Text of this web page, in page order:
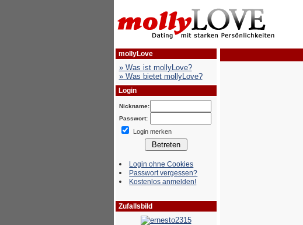
mollyLove
» Was ist mollyLove?
» Was bietet mollyLove?
Login
Nickname:
Passwort:
Login merken
Login ohne Cookies
Passwort vergessen?
Kostenlos anmelden!
Zufallsbild